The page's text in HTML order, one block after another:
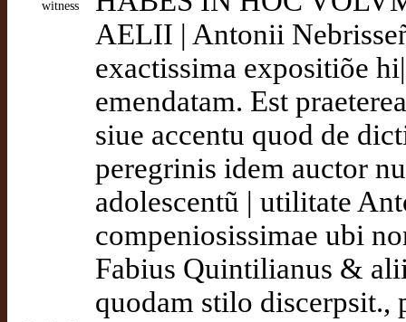
witness
AELII | Antonii
exactissima expositiõe
emendatam. Est
siue accentu quod de
peregrinis idem auctor
adolescentũ | utilitate
compeniosissimae ubi
Fabius Quintilianus &
quodam stilo discerpsit.,